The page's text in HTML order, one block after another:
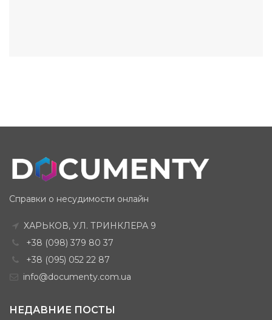
Справки о несудимости онлайн
ХАРЬКОВ, УЛ. ТРИНКЛЕРА 9
+38 (098) 379 80 37
+38 (095) 052 22 87
info@documenty.com.ua
НЕДАВНИЕ ПОСТЫ